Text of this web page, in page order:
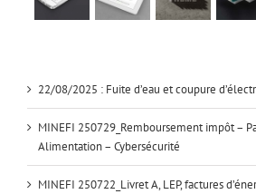
22/08/2025 : Fuite d’eau et coupure
MINEFI 250729_Remboursement impôt –
Alimentation – Cybersécurité
MINEFI 250722_Livret A, LEP, factures